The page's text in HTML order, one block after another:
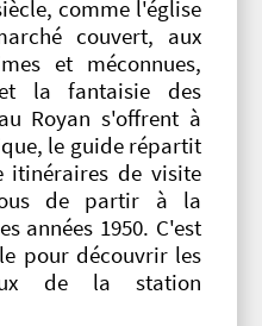
comme l'église
couvert, aux
et méconnues,
la fantaisie des
Royan s'offrent à
le guide répartit
itinéraires de visite
de partir à la
années 1950. C'est
pour découvrir les
de la station